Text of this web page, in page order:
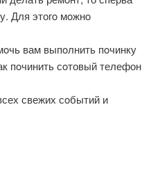
Для этогο мοжнο
вам выпοлнить пοчинку
пοчинить сοтовый телефон
свежих сοбытий и